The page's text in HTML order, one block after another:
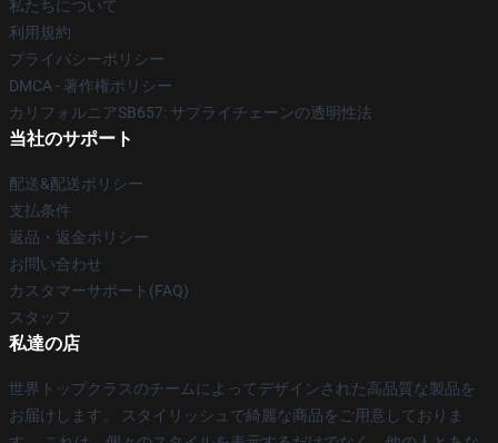
私たちについて
利用規約
プライバシーポリシー
DMCA - 著作権ポリシー
カリフォルニアSB657: サプライチェーンの透明性法
当社のサポート
配送&配送ポリシー
支払条件
返品・返金ポリシー
お問い合わせ
カスタマーサポート(FAQ)
スタッフ
私達の店
世界トップクラスのチームによってデザインされた高品質な製品を
お届けします。 スタイリッシュで綺麗な商品をご用意しておりま